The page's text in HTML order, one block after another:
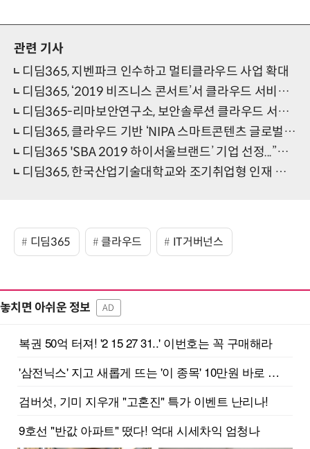
관련 기사
디딤365, 지벤파크 인수하고 멀티클라우드 사업 확대
디딤365, ‘2019 비즈니스 콘서트’서 클라우드 서비스 주목받아
디딤365-리마보안연구소, 보안솔루션 클라우드 서비스 업무 제휴
디딤365, 클라우드 기반 ‘NIPA 스마트콘텐츠 글로벌 인프라 지원사업’ 간담회 개최
디딤365 'SBA 2019 하이서울브랜드’ 기업 선정...”높은 기술력과 서비스로 클라우드 사업 박차”
디딤365, 한국산업기술대학교와 조기취업형 인재 양성 MOU 맺어
디딤365 클라우드 IT거버넌스
놓치면 아쉬운 정보 AD